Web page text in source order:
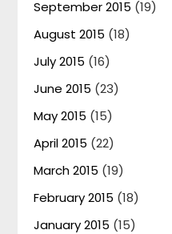
September 2015 (19)
August 2015 (18)
July 2015 (16)
June 2015 (23)
May 2015 (15)
April 2015 (22)
March 2015 (19)
February 2015 (18)
January 2015 (15)